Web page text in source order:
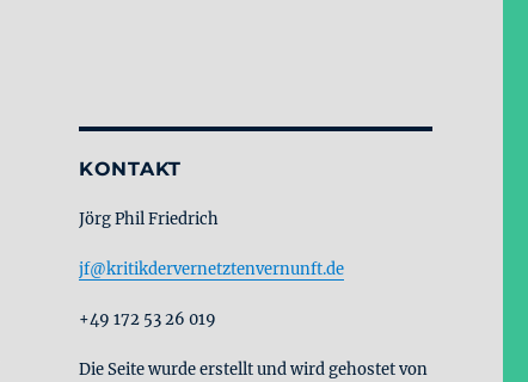
KONTAKT
Jörg Phil Friedrich
jf@kritikdervernetztenvernunft.de
+49 172 53 26 019
Die Seite wurde erstellt und wird gehostet von